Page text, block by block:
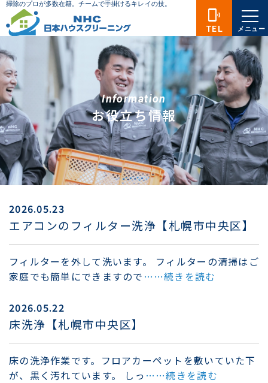
Information
お役立ち情報
2026.05.23
エアコンのフィルター洗浄【札幌市中央区】
フィルターを外して洗います。 フィルターの清掃はご
家庭でも簡単にできますので ……続きを読む
2026.05.22
床洗浄【札幌市中央区】
床の洗浄作業です。フロアカーペットを敷いていた下
が、黒く汚れています。 しっ ……続きを読む
phonelink_ring
TEL メニュー